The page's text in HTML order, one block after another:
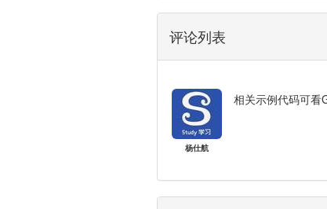
评论列表
杨仕航
相关示例代码可